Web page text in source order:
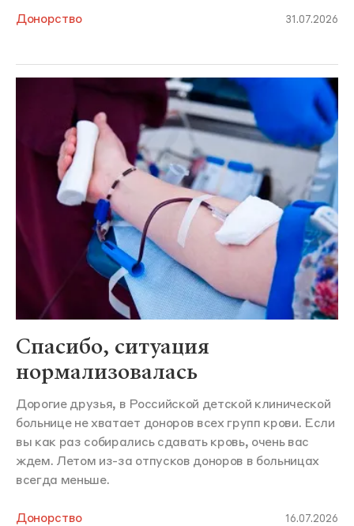
Донорство 31.07.2026
Спасибо, ситуация
нормализовалась
Дорогие друзья, в Российской детской клинической
больнице не хватает доноров всех групп крови. Если
вы как раз собирались сдавать кровь, очень вас
ждем. Летом из-за отпусков доноров в больницах
всегда меньше.
Донорство 16.07.2026